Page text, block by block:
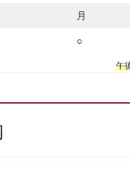
月
○
午